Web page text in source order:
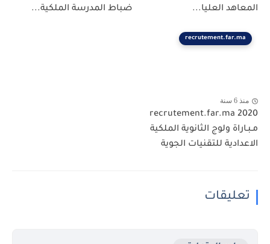
المعاهد العليا...
ضباط المدرسة الملكية...
recrutement.far.ma
منذ 6 سنة
recrutement.far.ma 2020
مـبـاراة ولوج الثانوية الملكية
الاعدادية للتقنيات الجوية
تعليقات